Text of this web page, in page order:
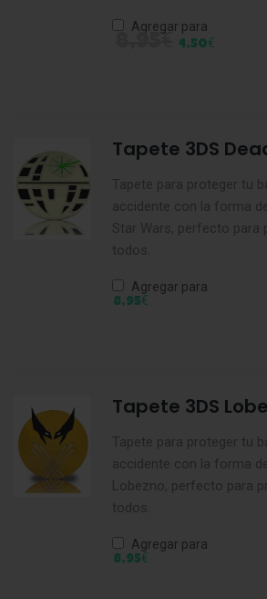
Agregar para
€ 4,50€
Tapete 3DS
Tapete para proteger tu
accidente con la forma
Star Wars, perfecto para
todos.
Agregar para
8,95€
Tapete 3DS
Tapete para proteger tu
accidente con la forma
Lobezno, perfecto para
todos.
Agregar para
8,95€